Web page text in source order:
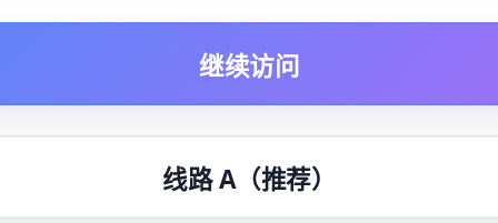
继续访问
线路 A（推荐）